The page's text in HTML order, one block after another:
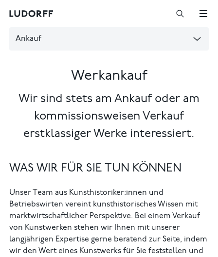
Ankauf
Werkankauf
Wir sind stets am Ankauf oder am
kommissionsweisen Verkauf
erstklassiger Werke interessiert.
WAS WIR FÜR SIE TUN KÖNNEN
Unser Team aus Kunsthistoriker:innen und
Betriebswirten vereint kunsthistorisches Wissen mit
marktwirtschaftlicher Perspektive. Bei einem Verkauf
von Kunstwerken stehen wir Ihnen mit unserer
langjährigen Expertise gerne beratend zur Seite, indem
wir den Wert eines Kunstwerks für Sie feststellen und